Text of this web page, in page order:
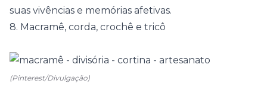
suas vivências e memórias afetivas.
8. Macramê, corda, crochê e tricô
(Pinterest/Divulgação)